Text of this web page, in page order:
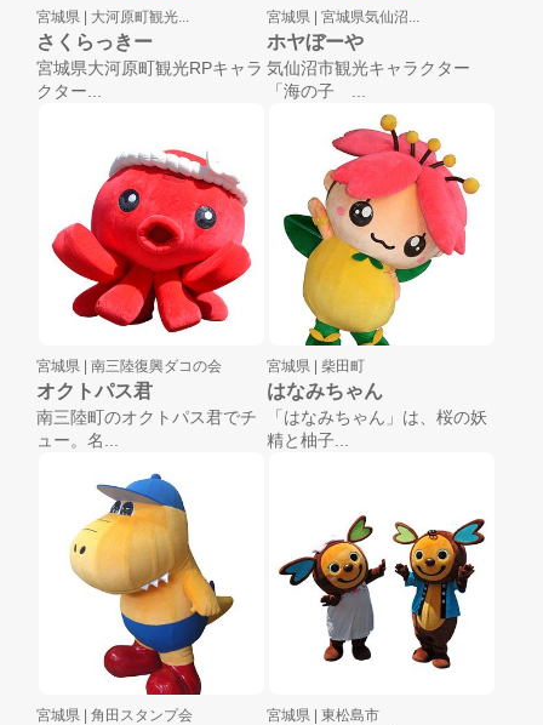
宮城県 | 大河原町観光...
さくらっきー
宮城県大河原町観光RPキャラ
クター...
宮城県 | 宮城県気仙沼...
ホヤぼーや
気仙沼市観光キャラクター
「海の子 ...
宮城県 | 南三陸復興ダコの会
オクトパス君
南三陸町のオクトパス君でチ
ュー。名...
宮城県 | 柴田町
はなみちゃん
「はなみちゃん」は、桜の妖
精と柚子...
宮城県 | 角田スタンプ会 宮城県 | 東松島市